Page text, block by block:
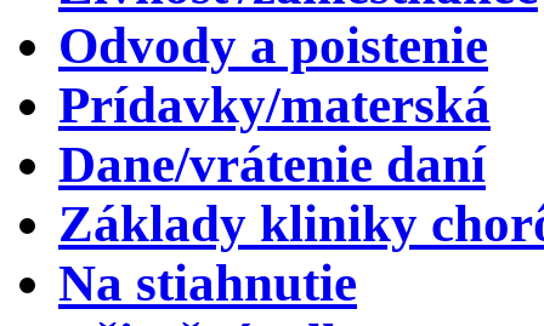
Odvody a poistenie
Prídavky/materská
Dane/vrátenie daní
Základy kliniky
Na stiahnutie